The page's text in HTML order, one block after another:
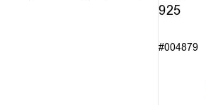
925
#004879